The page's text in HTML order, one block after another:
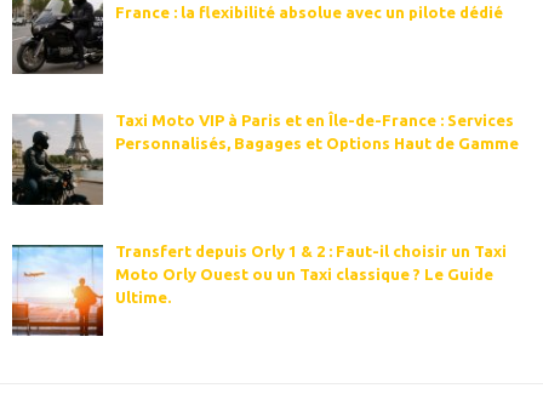
France : la flexibilité absolue avec un pilote dédié
Taxi Moto VIP à Paris et en Île-de-France : Services
Personnalisés, Bagages et Options Haut de Gamme
Transfert depuis Orly 1 & 2 : Faut-il choisir un Taxi
Moto Orly Ouest ou un Taxi classique ? Le Guide
Ultime.